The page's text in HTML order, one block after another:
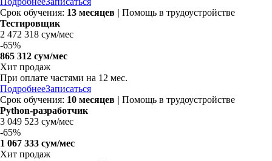
Срок обучения: 13 месяцев | Помощь в трудоустройстве
Тестировщик
2 472 318 сум/мес
-65%
865 312 сум/мес
Хит продаж
При оплате частями на 12 мес.
ПодробнееЗаписаться
Срок обучения: 10 месяцев | Помощь в трудоустройстве
Python-разработчик
3 049 523 сум/мес
-65%
1 067 333 сум/мес
Хит продаж